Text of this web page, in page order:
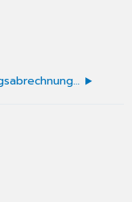
Leistungsabrechnung (Pauschalen)